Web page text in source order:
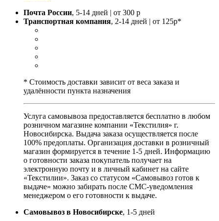
Почта России, 5-14 дней | от 300 р
Транспортная компания, 2-14 дней | от 125р*
* Стоимость доставки зависит от веса заказа и
удалённости пункта назначения
Услуга самовывоза предоставляется бесплатно в любом
розничном магазине компании «Текстилия» г.
Новосибирска. Выдача заказа осуществляется после
100% предоплаты. Организация доставки в розничный
магазин формируется в течение 1-5 дней. Информацию
о готовности заказа покупатель получает на
электронную почту и в личный кабинет на сайте
«Текстилии». Заказ со статусом «Самовывоз готов к
выдаче» можно забирать после СМС-уведомления
менеджером о его готовности к выдаче.
Самовывоз в Новосибирске, 1-5 дней